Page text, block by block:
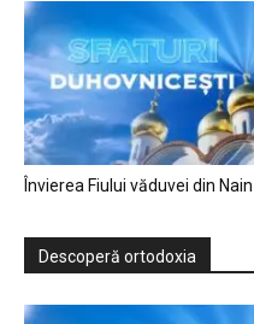
Învierea Fiului văduvei din Nain
Descoperă ortodoxia